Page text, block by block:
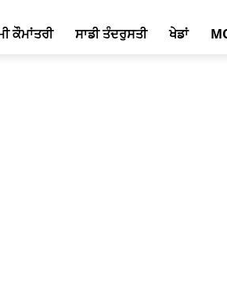
ਕੌਮਾਂਤਰੀ ਸਾਡੀ ਤੰਦਰੁਸਤੀ ਖੇਡਾਂ